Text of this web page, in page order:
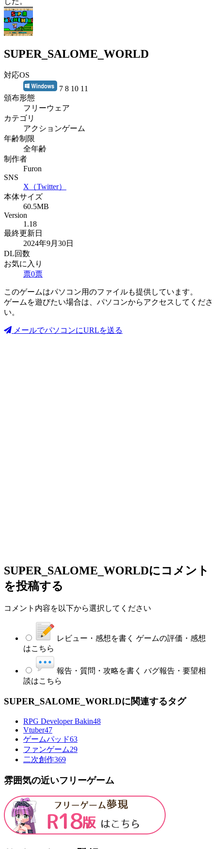
SUPER_SALOME_WORLD
対応OS
7 8 10 11
頒布形態
フリーウェア
カテゴリ
アクションゲーム
年齢制限
全年齢
制作者
Furon
SNS
X（Twitter）
本体サイズ
60.5MB
Version
1.18
最終更新日
2024年9月30日
DL回数
お気に入り
票0票
このゲームはパソコン用のファイルも提供しています。
ゲームを遊びたい場合は、パソコンからアクセスしてくださ
い。
メールでパソコンにURLを送る
SUPER_SALOME_WORLDにコメント
を投稿する
コメント内容を以下から選択してください
レビュー・感想を書く ゲームの評価・感想
はこちら
報告・質問・攻略を書く バグ報告・要望相
談はこちら
SUPER_SALOME_WORLDに関連するタグ
RPG Developer Bakin48
Vtuber47
ゲームパッド63
ファンゲーム29
二次創作369
雰囲気の近いフリーゲーム